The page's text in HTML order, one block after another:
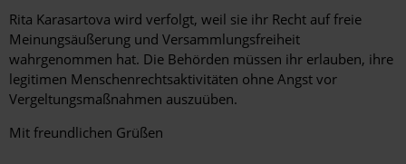
Rita Karasartova wird verfolgt, weil sie ihr Recht auf freie
Meinungs­äußerung und Versammlungsfreiheit
wahrgenommen hat. Die Behörden müssen ihr erlauben, ihre
legitimen Menschenrechtsaktivitäten ohne Angst vor
Vergeltungsmaßnahmen auszuüben.
Mit freundlichen Grüßen